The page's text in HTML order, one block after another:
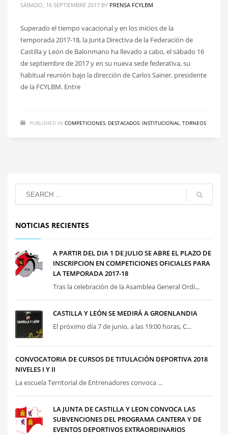
SÁBADO, 16 SEPTIEMBRE 2017 BY PRENSA FCYLBM
Superado el tiempo vacacional y en los inicios de la
temporada 2017-18, la Junta Directiva de la Federación de
Castilla y León de Balonmano ha llevado a cabo, el sábado 16
de septiembre de 2017 y en su nueva sede federativa, su
habitual reunión bajo la dirección de Carlos Sainer, presidente
de la FCYLBM. Entre
PUBLISHED IN COMPETICIONES DESTACADOS INSTITUCIONAL TORNEOS
NOTICIAS RECIENTES
A PARTIR DEL DIA 1 DE JULIO SE ABRE EL PLAZO DE
INSCRIPCION EN COMPETICIONES OFICIALES PARA
LA TEMPORADA 2017-18
Tras la celebración de la Asamblea General Ordi...
CASTILLA Y LEÓN SE MEDIRÁ A GROENLANDIA
El próximo día 7 de junio, a las 19:00 horas, C...
CONVOCATORIA DE CURSOS DE TITULACIÓN DEPORTIVA 2018
NIVELES I Y II
La escuela Territorial de Entrenadores convoca ...
LA JUNTA DE CASTILLA Y LEON CONVOCA LAS
SUBVENCIONES DEL PROGRAMA CANTERA Y DE
EVENTOS DEPORTIVOS EXTRAORDINARIOS